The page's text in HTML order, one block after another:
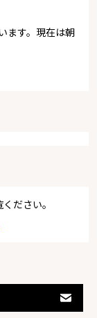
ます。現在は朝
ください。